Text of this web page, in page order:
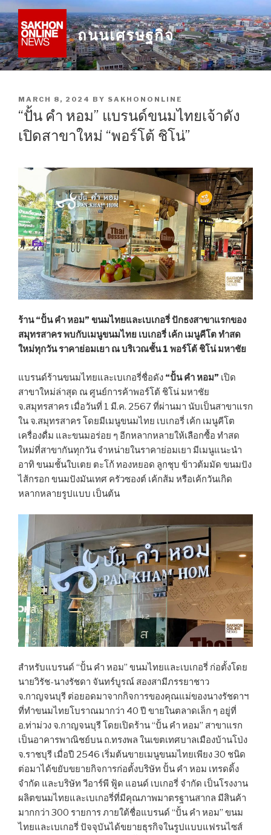
to
content
ถนนเศรษฐกิจ
POSTED
ON
MARCH 8, 2024 BY SAKHONONLINE
“ปั้น คำ หอม” แบรนด์ขนมไทยเจ้าดัง
เปิดสาขาใหม่ “พอร์โต้ ชิโน่”
ร้าน “ปั้น คำ หอม” ขนมไทยและเบเกอรี่ ปักธงสาขาแรกของ
สมุทรสาคร พบกับเมนูขนมไทย เบเกอรี่ เค้ก เมนูคีโต ทำสด
ใหม่ทุกวัน ราคาย่อมเยา ณ บริเวณชั้น 1 พอร์โต้ ชิโน่ มหาชัย
แบรนด์ร้านขนมไทยและเบเกอรี่ชื่อดัง “ปั้น คำ หอม” เปิด
สาขาใหม่ล่าสุด ณ ศูนย์การค้าพอร์โต้ ชิโน่ มหาชัย
จ.สมุทรสาคร เมื่อวันที่ 1 มี.ค. 2567 ที่ผ่านมา นับเป็นสาขาแรก
ใน จ.สมุทรสาคร โดยมีเมนูขนมไทย เบเกอรี่ เค้ก เมนูคีโต
เครื่องดื่ม และขนมอร่อย ๆ อีกหลากหลายให้เลือกซื้อ ทำสด
ใหม่ที่สาขากันทุกวัน จำหน่ายในราคาย่อมเยา มีเมนูแนะนำ
อาทิ ขนมชั้นใบเตย ตะโก้ ทองหยอด ลูกชุบ ข้าวต้มมัด ขนมปัง
ไส้กรอก ขนมปังมันเทศ ครัวซองต์ เค้กส้ม หรือเค้กวันเกิด
หลากหลายรูปแบบ เป็นต้น
สำหรับแบรนด์ “ปั้น คำ หอม” ขนมไทยและเบเกอรี่ ก่อตั้งโดย
นายวิรัช-นางรัชดา จันทร์บูรณ์ สองสามีภรรยาชาว
จ.กาญจนบุรี ต่อยอดมาจากกิจการของคุณแม่ของนางรัชดาฯ
ที่ทำขนมไทยโบราณมากว่า 40 ปี ขายในตลาดเล็ก ๆ อยู่ที่
อ.ท่าม่วง จ.กาญจนบุรี โดยเปิดร้าน “ปั้น คำ หอม” สาขาแรก
เป็นอาคารพาณิชย์บน ถ.ทรงพล ในเขตเทศบาลเมืองบ้านโป่ง
จ.ราชบุรี เมื่อปี 2546 เริ่มต้นขายเมนูขนมไทยเพียง 30 ชนิด
ต่อมาได้ขยับขยายกิจการก่อตั้งบริษัท ปั้น คำ หอม เทรดดิ้ง
จำกัด และบริษัท วีอาร์พี ฟู้ด แอนด์ เบเกอรี่ จำกัด เป็นโรงงาน
ผลิตขนมไทยและเบเกอรี่ที่มีคุณภาพมาตรฐานสากล มีสินค้า
มากกว่า 300 รายการ ภายใต้ชื่อแบรนด์ “ปั้น คำ หอม” ขนม
ไทยและเบเกอรี่ ปัจจุบันได้ขยายธุรกิจในรูปแบบแฟรนไซส์